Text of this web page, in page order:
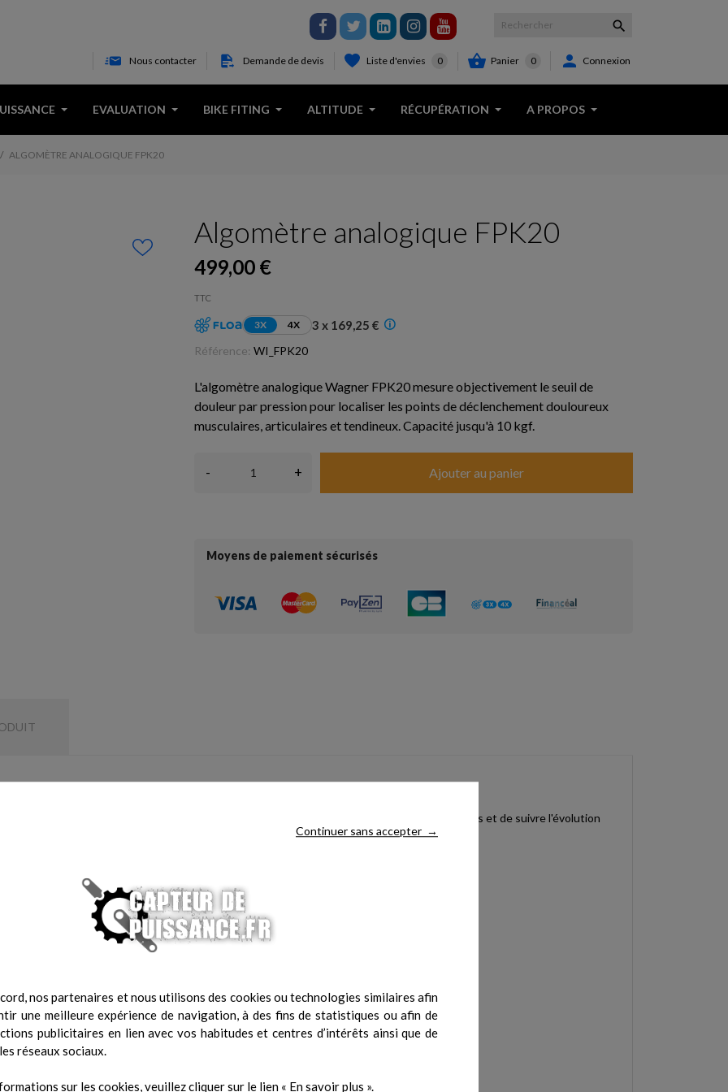
Continuer sans accepter →
nos partenaires et nous utilisons des cookies ou technologies similaires afin
une meilleure expérience de navigation, à des fins de statistiques ou afin de
publicitaires en lien avec vos habitudes et centres d’intérêts ainsi que de
réseaux sociaux.
sur les cookies, veuillez cliquer sur le lien « En savoir plus ».

Nous contacter Demande de devis Liste d'envies 0  Panier 0  Connexion
EVALUATION BIKE FITING ALTITUDE RÉCUPÉRATION A PROPOS
ALGOMÈTRE ANALOGIQUE FPK20
Algomètre analogique FPK20
499,00 €
TTC
3X 4X 3 x 169,25 €
Référence: WI_FPK20
L'algomètre analogique Wagner FPK20 mesure objectivement le seuil de
douleur par pression pour localiser les points de déclenchement douloureux
musculaires, articulaires et tendineux. Capacité jusqu'à 10 kgf.
- + Ajouter au panier
Moyens de paiement sécurisés
FPK™20
de la sensibilité et du seuil de douleur par pression. Permet d'identifier les points gâchettes et de suivre l'évolution